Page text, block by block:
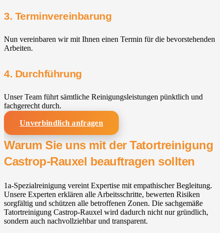
3. Terminvereinbarung
Nun vereinbaren wir mit Ihnen einen Termin für die bevorstehenden
Arbeiten.
4. Durchführung
Unser Team führt sämtliche Reinigungsleistungen pünktlich und
fachgerecht durch.
Unverbindlich anfragen
Warum Sie uns mit der Tatortreinigung
Castrop-Rauxel beauftragen sollten
1a-Spezialreinigung vereint Expertise mit empathischer Begleitung.
Unsere Experten erklären alle Arbeitsschritte, bewerten Risiken
sorgfältig und schützen alle betroffenen Zonen. Die sachgemäße
Tatortreinigung Castrop-Rauxel wird dadurch nicht nur gründlich,
sondern auch nachvollziehbar und transparent.